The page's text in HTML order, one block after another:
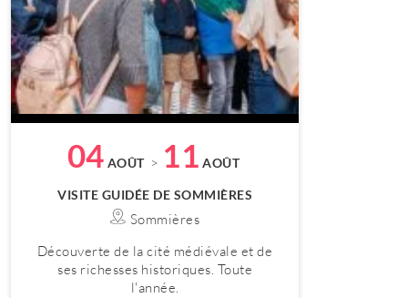
04 AOÛT > 11 AOÛT
VISITE GUIDÉE DE SOMMIÈRES
Sommières
Découverte de la cité médiévale et de
ses richesses historiques. Toute
l'année.